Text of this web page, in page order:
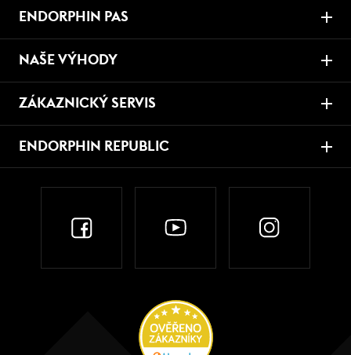
ENDORPHIN PAS
NAŠE VÝHODY
ZÁKAZNICKÝ SERVIS
ENDORPHIN REPUBLIC